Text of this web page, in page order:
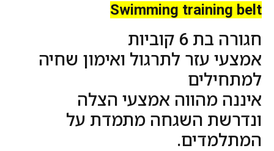
Swimming training belt
חגורה בת 6 קוביות
אמצעי עזר לתרגול ואימון שחיה
למתחילים
איננה מהווה אמצעי הצלה
ונדרשת השגחה מתמדת על
המתלמדים.